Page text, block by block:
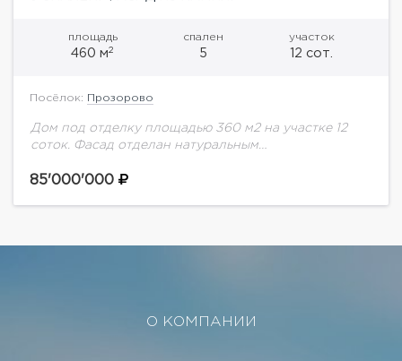
площадь
460 м2
спален
5
участок
12 сот.
Посёлок: Прозорово
Дом под отделку площадью 360 м2 на участке 12
соток. Фасад отделан натуральным
4 спальни + кабинет.На участке отдельный гараж
85'000'000
О КОМПАНИИ